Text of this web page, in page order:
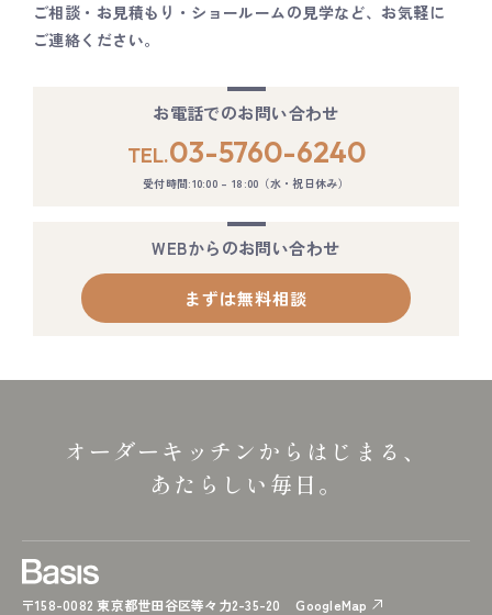
ご相談・お見積もり・ショールームの見学など、お気軽に
ご連絡ください。
お電話でのお問い合わせ
TEL.03-5760-6240
受付時間:10:00 – 18:00（水・祝日休み）
WEBからのお問い合わせ
まずは無料相談
オーダーキッチンからはじまる、
あたらしい毎日。
〒158-0082 東京都世田谷区等々力2-35-20
GoogleMap